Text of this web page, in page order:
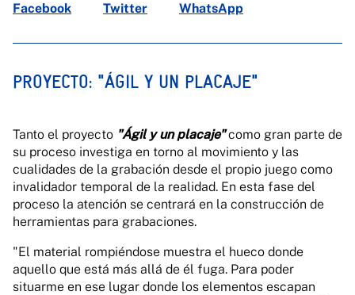
Facebook
Twitter WhatsApp
PROYECTO: "ÁGIL Y UN PLACAJE"
Tanto el proyecto "Ágil y un placaje"como gran parte de
su proceso investiga en torno al movimiento y las
cualidades de la grabación desde el propio juego como
invalidador temporal de la realidad. En esta fase del
proceso la atención se centrará en la construcción de
herramientas para grabaciones.
"El material rompiéndose muestra el hueco donde
aquello que está más allá de él fuga. Para poder
situarme en ese lugar donde los elementos escapan